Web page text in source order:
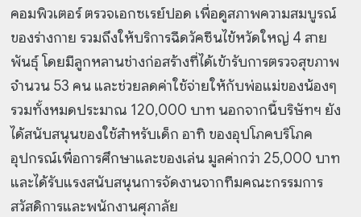
คอมพิวเตอร์ ตรวจเอกซเรย์ปอด เพื่อดูสภาพความสมบูรณ์
ของร่างกาย รวมถึงให้บริการฉีดวัคซีนไข้หวัดใหญ่ 4 สาย
พันธุ์ โดยมีลูกหลานช่างก่อสร้างที่ได้เข้ารับการตรวจสุขภาพ
จำนวน 53 คน และช่วยลดค่าใช้จ่ายให้กับพ่อแม่ของน้องๆ
รวมทั้งหมดประมาณ 120,000 บาท นอกจากนี้บริษัทฯ ยัง
ได้สนับสนุนของใช้สำหรับเด็ก อาทิ ของอุปโภคบริโภค
อุปกรณ์เพื่อการศึกษาและของเล่น มูลค่ากว่า 25,000 บาท
และได้รับแรงสนับสนุนการจัดงานจากทีมคณะกรรมการ
สวัสดิการและพนักงานศุภาลัย